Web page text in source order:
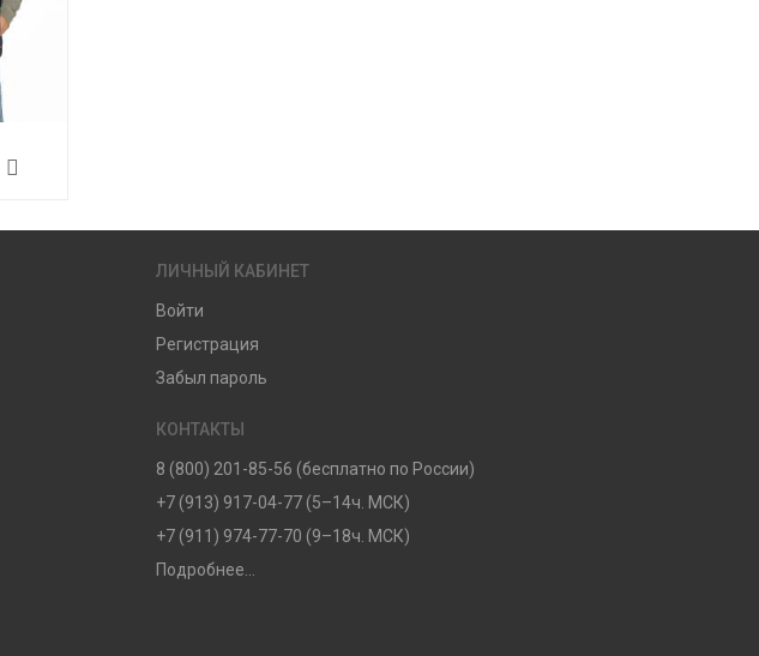
ЛИЧНЫЙ КАБИНЕТ
Войти
Регистрация
Забыл пароль
КОНТАКТЫ
8 (800) 201-85-56 (бесплатно по России)
+7 (913) 917-04-77 (5–14ч. МСК)
+7 (911) 974-77-70 (9–18ч. МСК)
Подробнее...